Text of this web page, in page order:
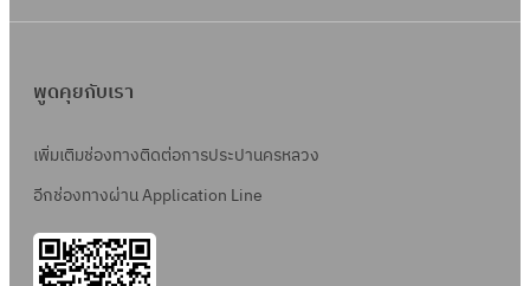
พูดคุยกับเรา
เพิ่มเติมช่องทางติดต่อการประปานครหลวง
อีกช่องทางผ่าน Application Line